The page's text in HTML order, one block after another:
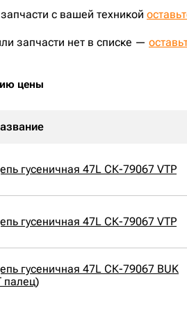
с вашей техникой
запчасти нет в списке —
цены
гусеничная 47L СК-79067 VTP
гусеничная 47L СК-79067 VTP
гусеничная 47L СК-79067 BUK
палец)